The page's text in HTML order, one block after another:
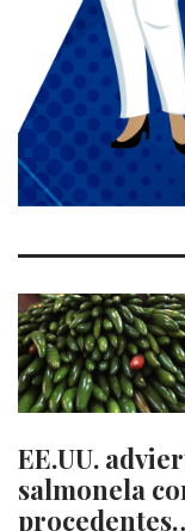
EE.UU.
salmonela